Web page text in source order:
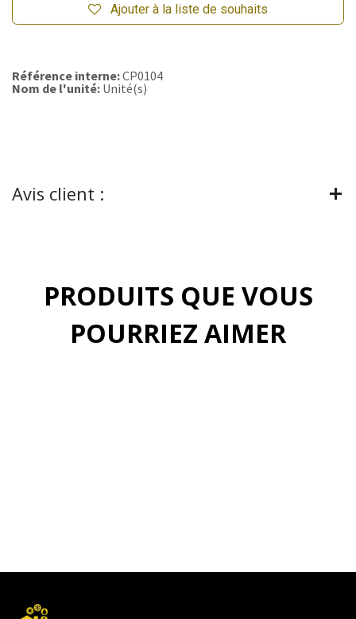
Ajouter à la liste de souhaits
Référence interne:CP0104
Nom de l'unité: Unité(s)
Avis client :
PRODUITS QUE VOUS
POURRIEZ AIMER